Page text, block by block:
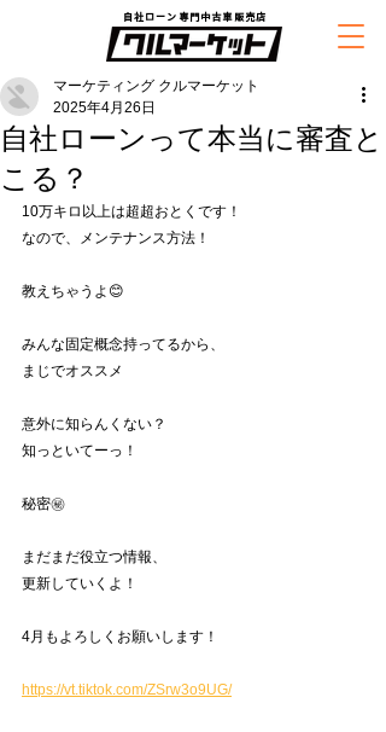
自社ローン専門中古車販売店
自社ローンって本当に審査と
こる？
マーケティング クルマーケット
2025年4月26日
10万キロ以上は超超おとくです！
なので、メンテナンス方法！
教えちゃうよ😊
みんな固定概念持ってるから、
まじでオススメ
意外に知らんくない？
知っといてーっ！
秘密㊙️
まだまだ役立つ情報、
更新していくよ！
4月もよろしくお願いします！
https://vt.tiktok.com/ZSrw3o9UG/